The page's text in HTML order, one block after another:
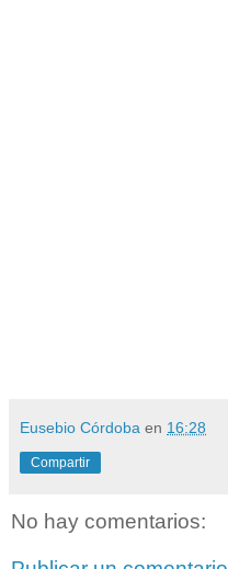
Eusebio Córdoba en 16:28
Compartir
No hay comentarios: